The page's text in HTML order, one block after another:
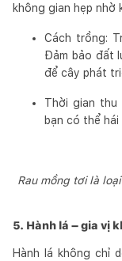
không gian hẹp nhờ
Cách trồng:
Đảm bảo đất
để cây phát
Thời gian thu
bạn có thể
Rau mồng tơi là
5. Hành lá – gia vị
Hành lá không chỉ